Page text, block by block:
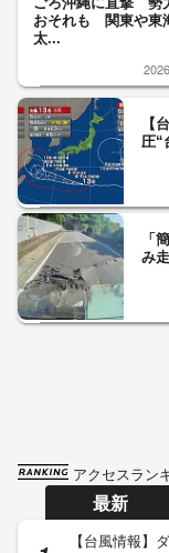
おそれも 関東や東
太...
【
圧“
「
み
アクセスラン
最新
【台風情報】